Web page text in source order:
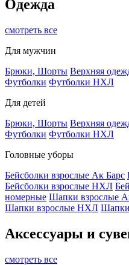
Одежда
смотреть все
Для мужчин
Брюки, Шорты Верхняя
Футболки Футболки НХЛ
Для детей
Брюки, Шорты Верхняя
Футболки Футболки НХЛ
Головные уборы
Бейсболки взрослые Ак Барс
Бейсболки взрослые НХЛ
номерные Шапки взрослые
Шапки взрослые НХЛ
Аксессуары и
смотреть все